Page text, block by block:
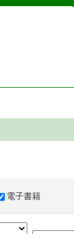
電子書籍